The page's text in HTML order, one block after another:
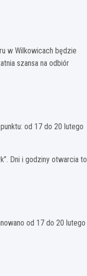
w Wilkowicach będzie
szansa na odbiór
od 17 do 20 lutego
Dni i godziny otwarcia to
od 17 do 20 lutego